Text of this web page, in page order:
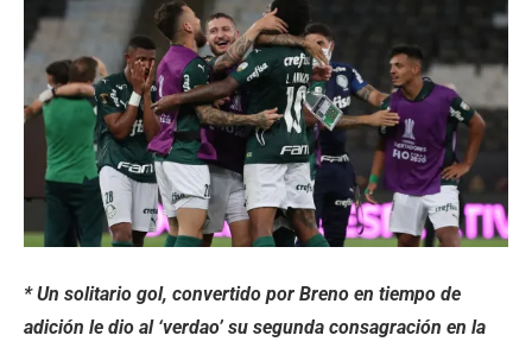
* Un solitario gol, convertido por Breno en tiempo de
adición le dio al ‘verdao’ su segunda consagración en la